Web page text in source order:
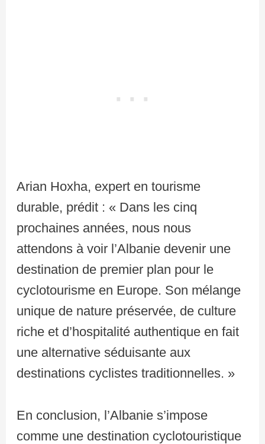
Arian Hoxha, expert en tourisme
durable, prédit : « Dans les cinq
prochaines années, nous nous
attendons à voir l’Albanie devenir une
destination de premier plan pour le
cyclotourisme en Europe. Son mélange
unique de nature préservée, de culture
riche et d’hospitalité authentique en fait
une alternative séduisante aux
destinations cyclistes traditionnelles. »
En conclusion, l’Albanie s’impose
comme une destination cyclotouristique